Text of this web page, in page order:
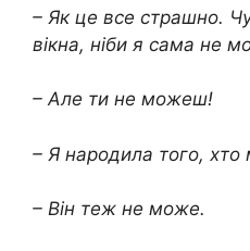
– Як це все страшно.
вікна, ніби я сама не
– Але ти не можеш!
– Я народила того,
– Він теж не може.